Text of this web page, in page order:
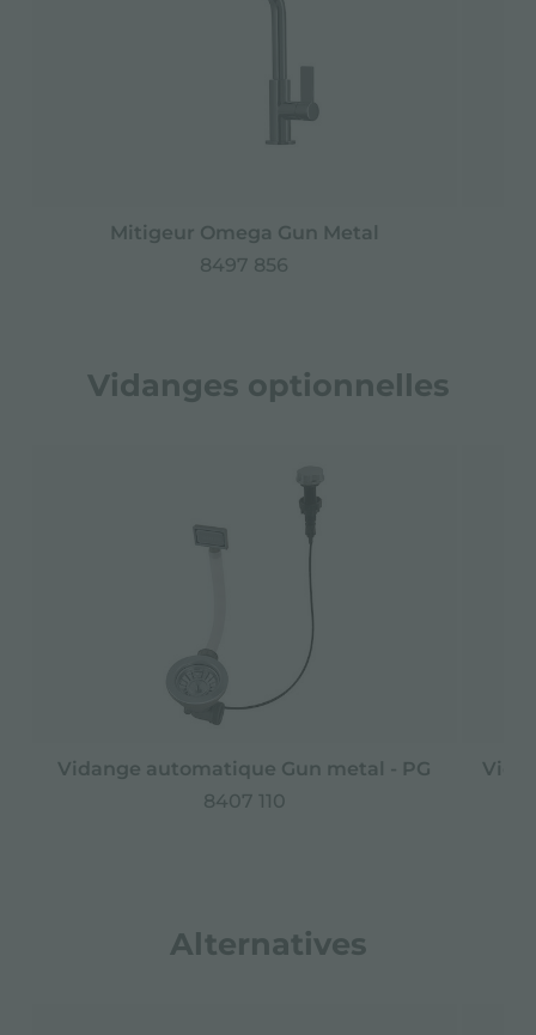
Mitigeur Omega Gun Metal
8497 856
Vidanges optionnelles
Vidange automatique Gun metal - PG
8407 110
Alternatives